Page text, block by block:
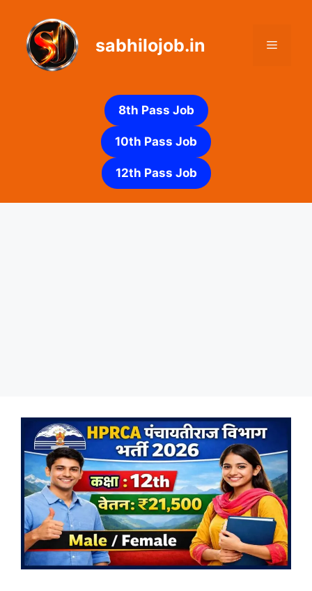
content
sabhilojob.in Menu
8th Pass Job
10th Pass Job
12th Pass Job